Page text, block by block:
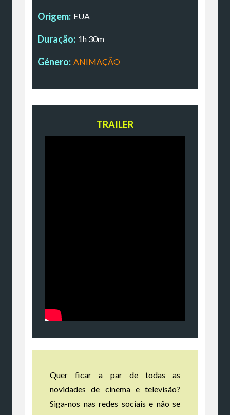
Origem: EUA
Duração: 1h 30m
Género: ANIMAÇÃO
TRAILER
Quer ficar a par de todas as
novidades de cinema e televisão?
Siga-nos nas redes sociais e não se